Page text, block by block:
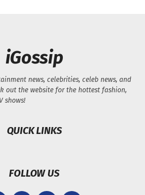
iGossip
news, celebrities, celeb news, and
out the website for the hottest fashion,
shows!
QUICK LINKS
FOLLOW US